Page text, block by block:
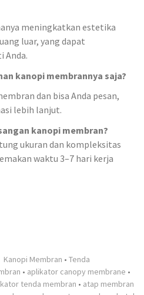
meningkatkan estetika
luar, yang dapat
Anda.
kanopi membrannya saja?
dan bisa Anda pesan,
lebih lanjut.
kanopi membran?
ukuran dan kompleksitas
waktu 3–7 hari kerja
Kanopi Membran • Tenda
• aplikator canopy membrane •
tenda membran • atap membran